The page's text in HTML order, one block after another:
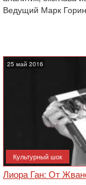
Ведущий Марк Горин
25 май 2016
Культурный шок
Лиора Ган: От